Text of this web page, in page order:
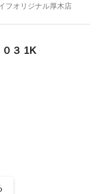
フオリジナル厚木店
３ 1K